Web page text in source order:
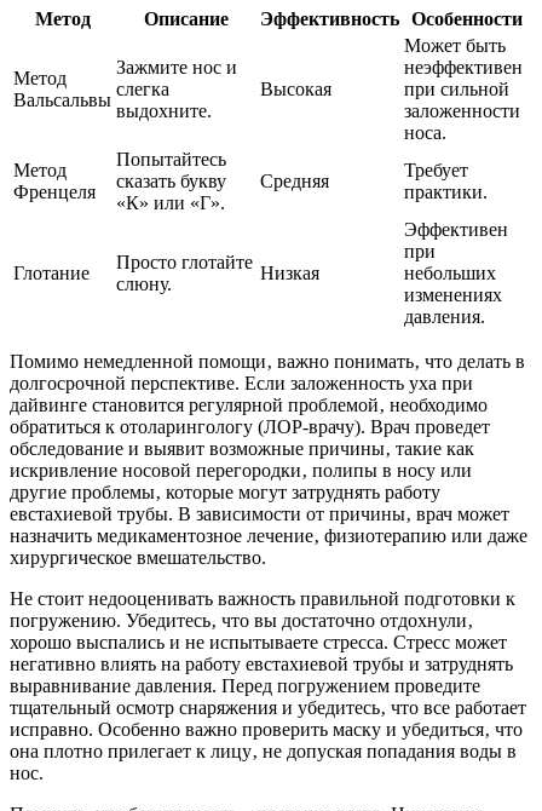
Метод Описание Эффективность Особенности
Метод
Вальсальвы
Зажмите нос и
слегка
выдохните.
Высокая
Может быть
неэффективен
при сильной
заложенности
носа.
Метод
Френцеля
Попытайтесь
сказать букву
«К» или «Г».
Средняя
Требует
практики.
Глотание
Просто глотайте
слюну.
Низкая
Эффективен
при
небольших
изменениях
давления.
Помимо немедленной помощи‚ важно понимать‚ что делать в
долгосрочной перспективе. Если заложенность уха при
дайвинге становится регулярной проблемой‚ необходимо
обратиться к отоларингологу (ЛОР-врачу). Врач проведет
обследование и выявит возможные причины‚ такие как
искривление носовой перегородки‚ полипы в носу или
другие проблемы‚ которые могут затруднять работу
евстахиевой трубы. В зависимости от причины‚ врач может
назначить медикаментозное лечение‚ физиотерапию или даже
хирургическое вмешательство.
Не стоит недооценивать важность правильной подготовки к
погружению. Убедитесь‚ что вы достаточно отдохнули‚
хорошо выспались и не испытываете стресса. Стресс может
негативно влиять на работу евстахиевой трубы и затруднять
выравнивание давления. Перед погружением проведите
тщательный осмотр снаряжения и убедитесь‚ что все работает
исправно. Особенно важно проверить маску и убедиться‚ что
она плотно прилегает к лицу‚ не допуская попадания воды в
нос.